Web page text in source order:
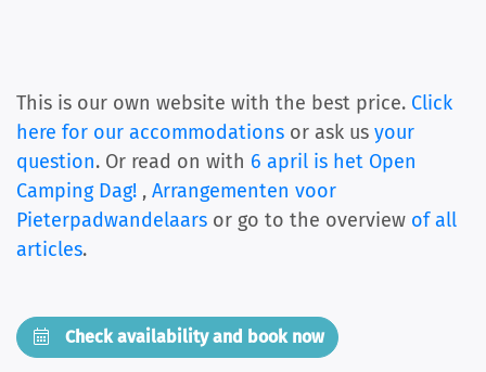
This is our own website with the best price. Click
here for our accommodations or ask us your
question. Or read on with 6 april is het Open
Camping Dag! , Arrangementen voor
Pieterpadwandelaars or go to the overview of all
articles.
Check availability and book now